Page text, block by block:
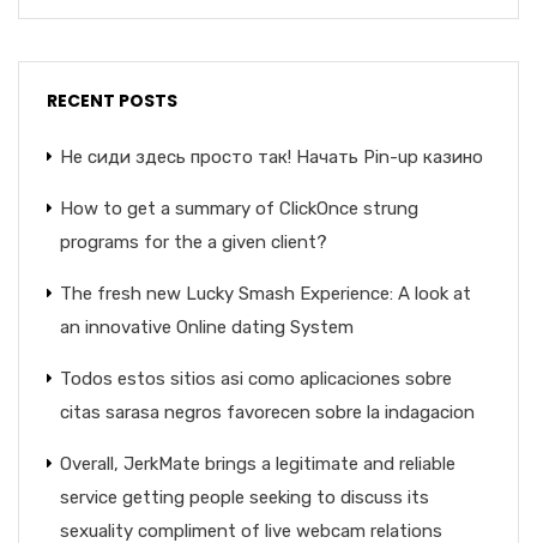
RECENT POSTS
Не сиди здесь просто так! Начать Pin-up казино
How to get a summary of ClickOnce strung
programs for the a given client?
The fresh new Lucky Smash Experience: A look at
an innovative Online dating System
Todos estos sitios asi­ como aplicaciones sobre
citas sarasa negros favorecen sobre la indagacion
Overall, JerkMate brings a legitimate and reliable
service getting people seeking to discuss its
sexuality compliment of live webcam relations